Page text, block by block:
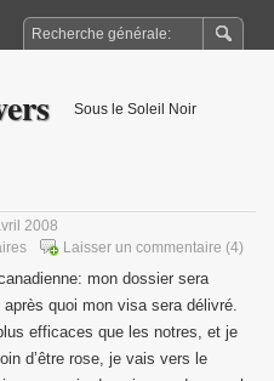
Sous le Soleil Noir
2008
Laisser un commentaire (4)
mon dossier sera
quoi mon visa sera délivré.
efficaces que les notres, et je
d’être rose, je vais vers le